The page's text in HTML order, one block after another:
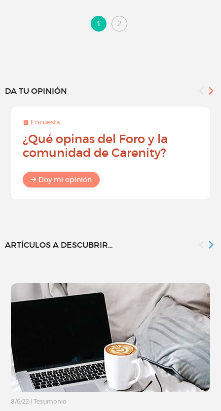
1 2
DA TU OPINIÓN
Encuesta
¿Qué opinas del Foro y la
comunidad de Carenity?
Doy mi opinión
ARTÍCULOS A DESCUBRIR...
8/6/22 Testimonio